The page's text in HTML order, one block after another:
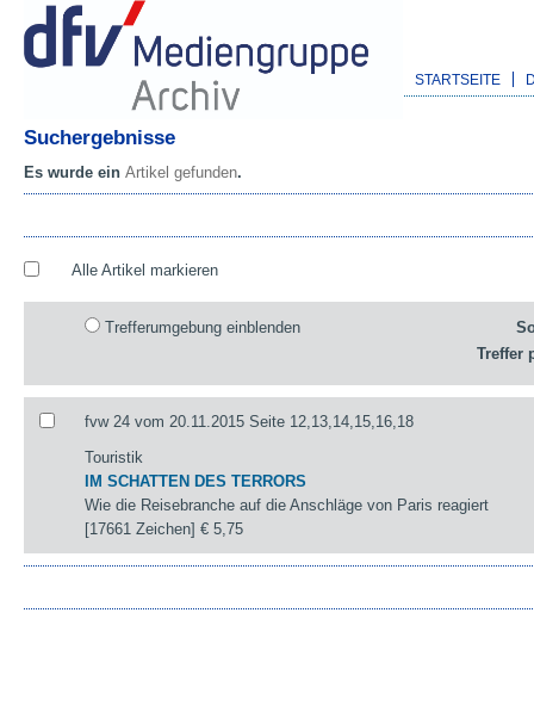
STARTSEITE
Suchergebnisse
Es wurde ein Artikel gefunden.
Alle Artikel markieren
Trefferumgebung einblenden
Treffer
fvw 24 vom 20.11.2015 Seite 12,13,14,15,16,18
Touristik
IM SCHATTEN DES TERRORS
Wie die Reisebranche auf die Anschläge von Paris reagiert
[17661 Zeichen]€ 5,75